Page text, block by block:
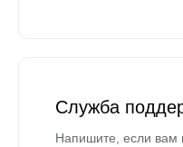
Служба
Напишите, если